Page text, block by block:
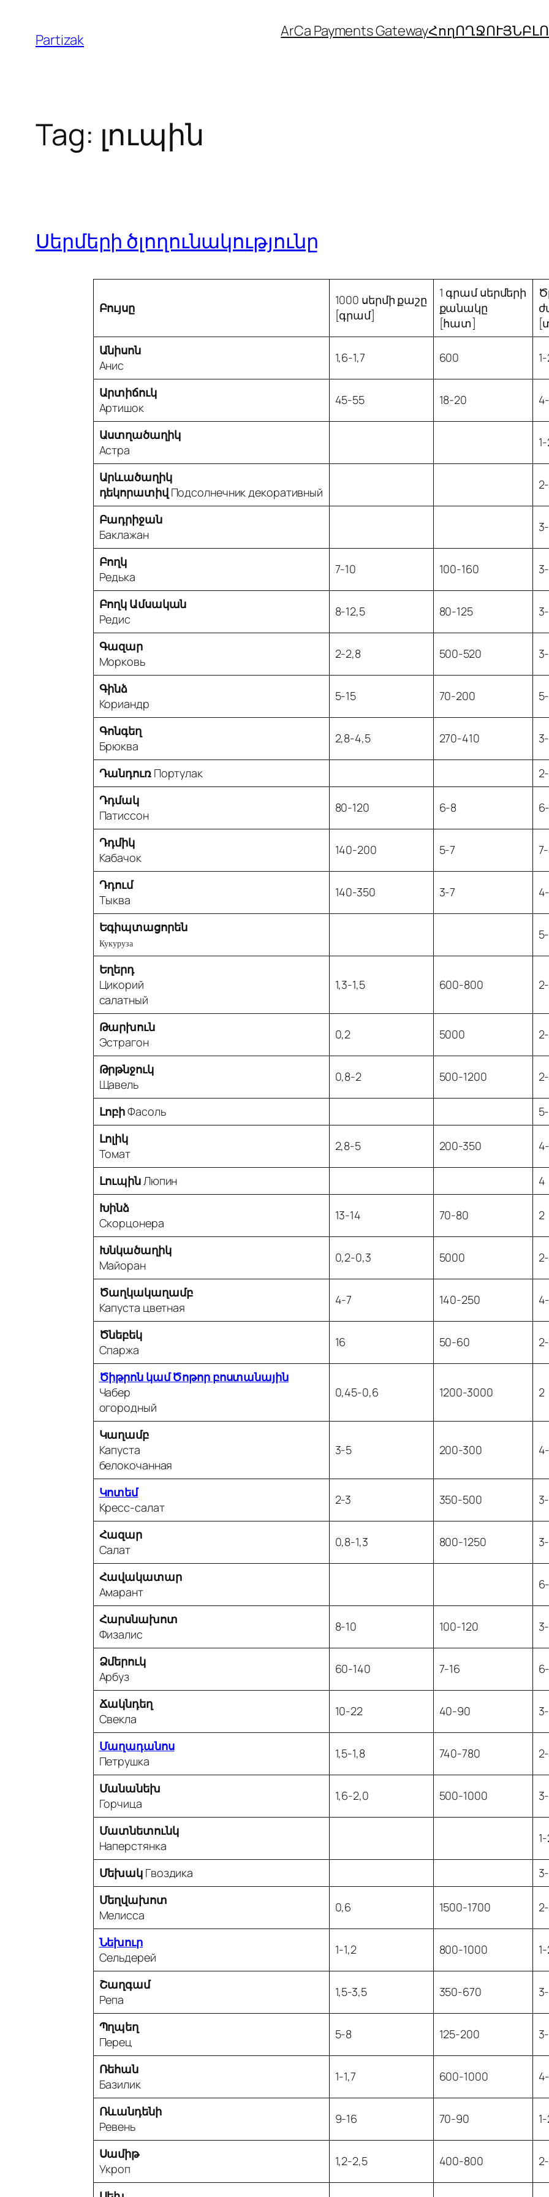
content
Partizak ArCa Payments GatewayՀողՈՂՋՈՒՅՆ
Tag: լուպին
Սերմերի ծլողունակությունը
Բույսը
1000 սերմի քաշը
[գրամ]
1 գրամ սերմերի
քանակը
[հատ]
Անիսոն
Анис
1,6-1,7 600
Արտիճուկ
Артишок
45-55 18-20
Աստղածաղիկ
Астра
Արևածաղիկ
դեկորատիվПодсолнечник декоративный
Բադրիջան
Баклажан
Բողկ
Редька
7-10 100-160
Բողկ Ամսական
Редис
8-12,5 80-125
Գազար
Морковь
2-2,8 500-520
Գինձ
Кориандр
5-15 70-200
Գոնգեղ
Брюква
2,8-4,5 270-410
Դանդուռ Портулак
Դդմակ
Патиссон
80-120 6-8
Դդմիկ
Кабачок
140-200 5-7
Դդում
Тыква
140-350 3-7
Եգիպտացորեն
Кукуруза
Եղերդ
Цикорий
салатный
1,3-1,5 600-800
Թարխուն
Эстрагон
0,2 5000
Թրթնջուկ
Щавель
0,8-2 500-1200
ԼոբիФасоль
Լոլիկ
Томат
2,8-5 200-350
ԼուպինЛюпин
4
Խինձ
Скорцонера
13-14 70-80 2
Խնկածաղիկ
Майоран
0,2-0,3 5000
Ծաղկակաղամբ
Капуста цветная
4-7 140-250
Ծնեբեկ
Спаржа
16 50-60
Ծիթրոն կամ Ծոթոր բոստանային
Чабер
огородный
0,45-0,6 1200-3000 2
Կաղամբ
Капуста
белокочанная
3-5 200-300
Կոտեմ
Кресс-салат
2-3 350-500
Հազար
Салат
0,8-1,3 800-1250
Հավակատար
Амарант
Հարսնախոտ
Физалис
8-10 100-120
Ձմերուկ
Арбуз
60-140 7-16
Ճակնդեղ
Свекла
10-22 40-90
Մաղադանոս
Петрушка
1,5-1,8 740-780
Մանանեխ
Горчица
1,6-2,0 500-1000
Մատնետունկ
Наперстянка
Մեխակ Гвоздика
Մեղվախոտ
Мелисса
0,6 1500-1700
Նեխուր
Сельдерей
1-1,2 800-1000
Շաղգամ
Репа
1,5-3,5 350-670
Պղպեղ
Перец
5-8 125-200
Ռեհան
Базилик
1-1,7 600-1000
Ռևանդենի
Ревень
9-16 70-90
Սամիթ
Укроп
1,2-2,5 400-800